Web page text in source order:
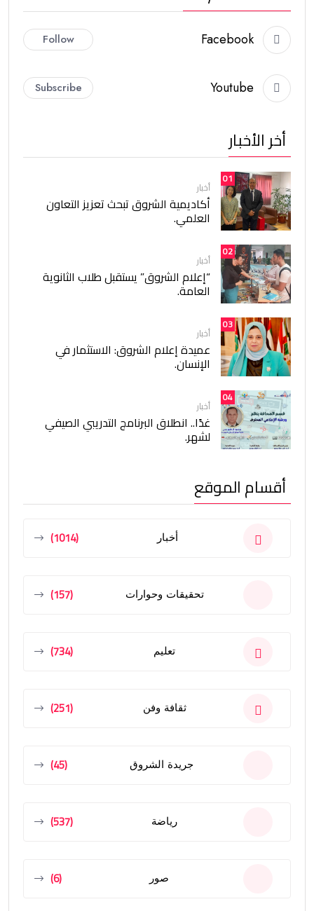
Facebook
Follow
Youtube
Subscribe
أخر الأخبار
01
أخبار
أكاديمية الشروق تبحث تعزيز التعاون
العلمي.
02
أخبار
“إعلام الشروق” يستقبل طلاب الثانوية
العامة.
03
أخبار
عميدة إعلام الشروق: الاستثمار في
الإنسان.
04
أخبار
غدًا.. انطلاق البرنامج التدريبي الصيفي
لشهر.
أقسام الموقع
أخبار (1014)
تحقيقات وحوارات (157)
تعليم (734)
ثقافة وفن (251)
جريدة الشروق (45)
رياضة (537)
صور (6)